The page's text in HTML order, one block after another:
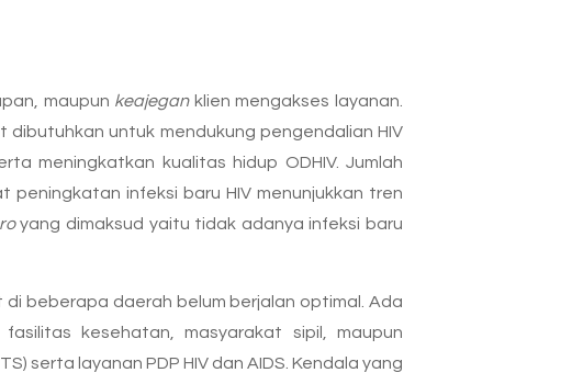
maupun keajeganklien mengakses layanan.
untuk mendukung pengendalian HIV
meningkatkan kualitas hidup ODHIV. Jumlah
infeksi baru HIV menunjukkan tren
yang dimaksud yaitu tidak adanya infeksi baru
beberapa daerah belum berjalan optimal. Ada
kesehatan, masyarakat sipil, maupun
serta layanan PDP HIV dan AIDS. Kendala yang